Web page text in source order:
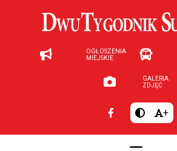
OGŁOSZENIA
MIEJSKIE
GALERIA
ZDJĘĆ
+